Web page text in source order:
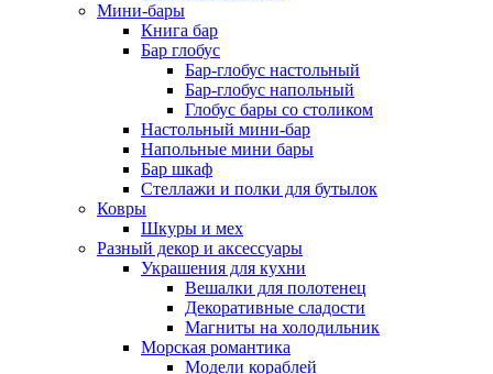
Мини-бары
Книга бар
Бар глобус
Бар-глобус настольный
Бар-глобус напольный
Глобус бары со столиком
Настольный мини-бар
Напольные мини бары
Бар шкаф
Стеллажи и полки для бутылок
Ковры
Шкуры и мех
Разный декор и аксессуары
Украшения для кухни
Вешалки для полотенец
Декоративные сладости
Магниты на холодильник
Морская романтика
Модели кораблей